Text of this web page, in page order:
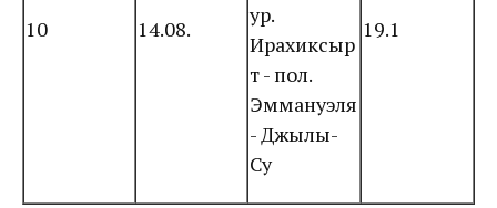
10 14.08.
ур.
Ирахиксыр
т - пол.
Эммануэля
- Джылы-
Су
19.1